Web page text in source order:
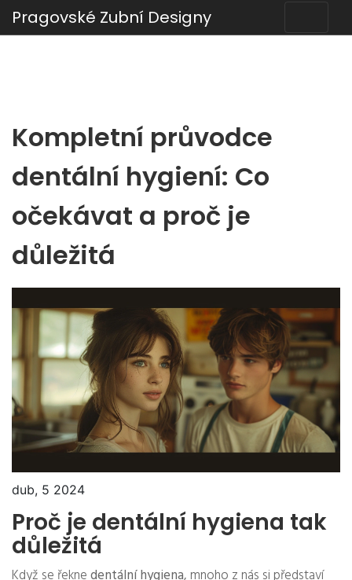
Pragovské Zubní Designy
Kompletní průvodce
dentální hygiení: Co
očekávat a proč je
důležitá
dub, 5 2024
Proč je dentální hygiena tak
důležitá